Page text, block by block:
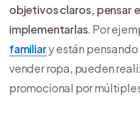
objetivos claros, pensar
implementarlas. Por
familiary están
vender ropa, pueden
promocional por